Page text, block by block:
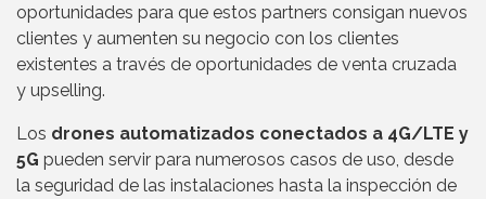
oportunidades para que estos partners consigan nuevos
clientes y aumenten su negocio con los clientes
existentes a través de oportunidades de venta cruzada
y upselling.
Los drones automatizados conectados a 4G/LTE y
5G pueden servir para numerosos casos de uso, desde
la seguridad de las instalaciones hasta la inspección de